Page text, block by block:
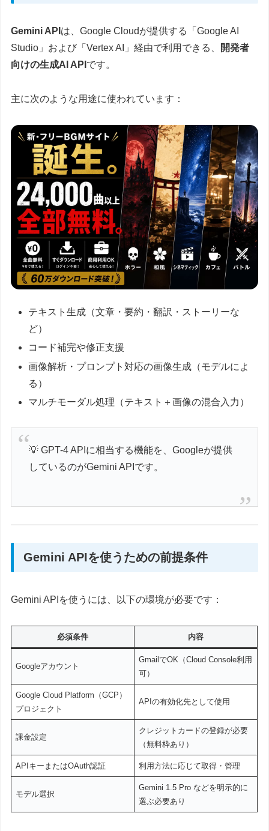
Gemini API は、Google Cloudが提供する「Google AI
Studio」および「Vertex AI」経由で利用できる、
開発者
向けの生成AI API です。
主に次のような用途に使われています：
テキスト生成（文章・要約・翻訳・ストーリーな
ど）
コード補完や修正支援
画像解析・プロンプト対応の画像生成（モデルによ
る）
マルチモーダル処理（テキスト＋画像の混合入力）
💡 GPT-4 APIに相当する機能を、Googleが提供
しているのがGemini APIです。
Gemini APIを使うための前提条件
Gemini APIを使うには、以下の環境が必要です：
必須条件 内容
Googleアカウント
GmailでOK（Cloud Console利用
可）
Google Cloud Platform（GCP）
プロジェクト
APIの有効化先として使用
課金設定
クレジットカードの登録が必要
（無料枠あり）
APIキーまたはOAuth認証 利用方法に応じて取得・管理
モデル選択
Gemini 1.5 Pro などを明示的に
選ぶ必要あり